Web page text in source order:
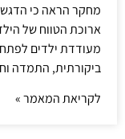
מחקר הראה כי
ארוכת הטווח של
מעודדת ילדים לפתח
ביקורתית, התמדה
לקריאת המאמר »